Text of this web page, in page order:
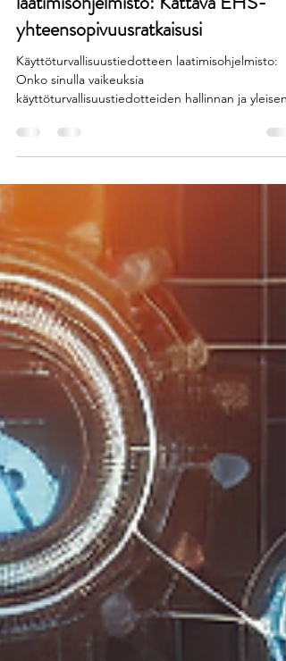
KTT - käyttöturvallisuustiedotteen
laatimisohjelmisto: Kattava EHS-
yhteensopivuusratkaisusi
Käyttöturvallisuustiedotteen laatimisohjelmisto:
käyttöturvallisuustiedotteiden hallinnan ja yleisen
EHS-vaatimustenmukaisuuden kanssa? Tutustu